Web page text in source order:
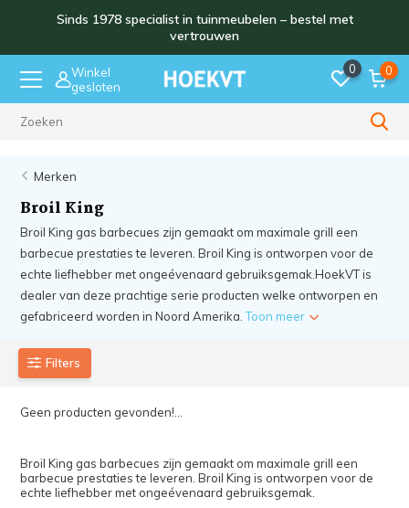
Sinds 1978 specialist in tuinmeubelen – bestel met
vertrouwen
Winkel
gesloten
0 0
Merken
Broil King
Broil King gas barbecues zijn gemaakt om maximale grill een
barbecue prestaties te leveren. Broil King is ontworpen voor de
echte liefhebber met ongeévenaard gebruiksgemak.HoekVT is
dealer van deze prachtige serie producten welke ontworpen en
gefabriceerd worden in Noord Amerika.Toon meer
Filters
Geen producten gevonden!...
Broil King gas barbecues zijn gemaakt om maximale grill een
barbecue prestaties te leveren. Broil King is ontworpen voor de
echte liefhebber met ongeévenaard gebruiksgemak.